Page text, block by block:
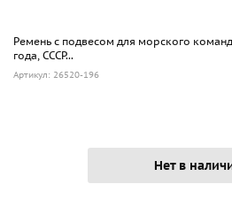
Ремень с подвесом для морского
года, СССР...
Артикул: 26520-196
Нет в